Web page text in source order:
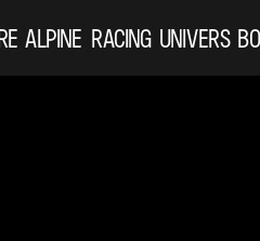
ALPINE RACING UNIVERS